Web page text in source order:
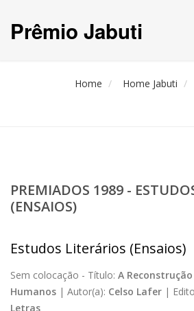
Prêmio Jabuti
Home Home Jabuti
PREMIADOS 1989 -
(ENSAIOS)
Estudos Literários (Ensaios)
Sem colocação - Título: A
Humanos | Autor(a): Celso Lafer |
Letras